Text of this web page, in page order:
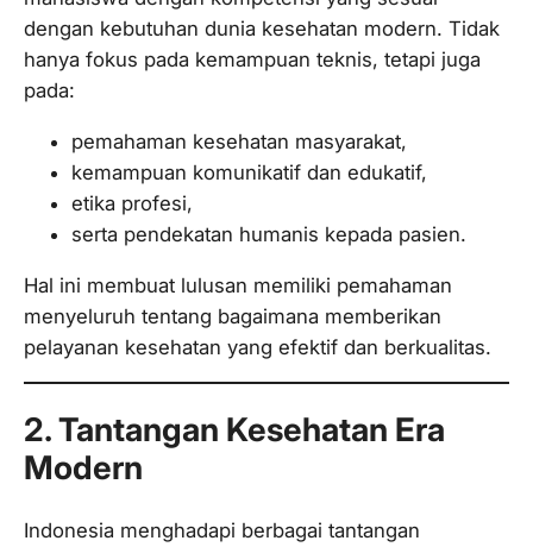
dengan kebutuhan dunia kesehatan modern. Tidak
hanya fokus pada kemampuan teknis, tetapi juga
pada:
pemahaman kesehatan masyarakat,
kemampuan komunikatif dan edukatif,
etika profesi,
serta pendekatan humanis kepada pasien.
Hal ini membuat lulusan memiliki pemahaman
menyeluruh tentang bagaimana memberikan
pelayanan kesehatan yang efektif dan berkualitas.
2. Tantangan Kesehatan Era
Modern
Indonesia menghadapi berbagai tantangan